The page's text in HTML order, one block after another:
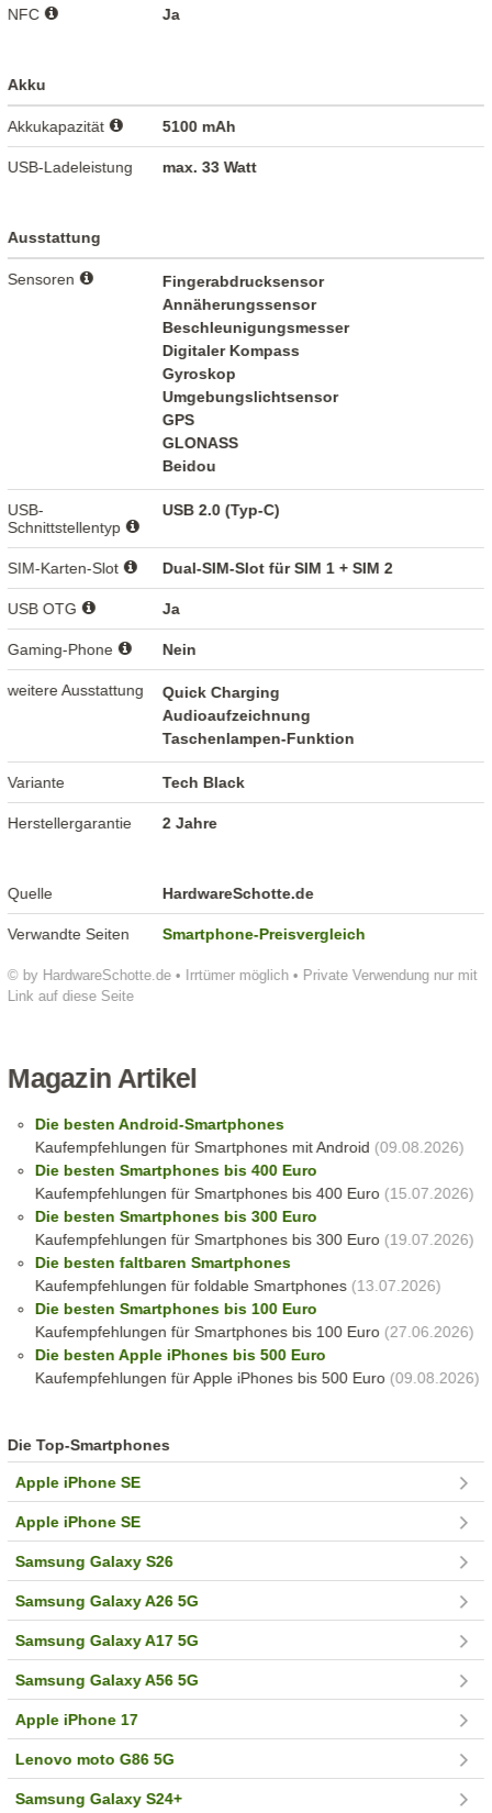
© by HardwareSchotte.de • Irrtümer möglich • Private Verwendung nur mit
Link auf diese Seite
NFC Ja
Akku
Akkukapazität 5100 mAh
USB-Ladeleistung max. 33 Watt
Ausstattung
Sensoren
Fingerabdrucksensor
Annäherungssensor
Beschleunigungsmesser
Digitaler Kompass
Gyroskop
Umgebungslichtsensor
GPS
GLONASS
Beidou
USB-
Schnittstellentyp
USB 2.0 (Typ-C)
SIM-Karten-Slot Dual-SIM-Slot für SIM 1 + SIM 2
USB OTG Ja
Gaming-Phone Nein
weitere Ausstattung
Quick Charging
Audioaufzeichnung
Taschenlampen-Funktion
Variante Tech Black
Herstellergarantie 2 Jahre
Quelle HardwareSchotte.de
Verwandte Seiten Smartphone-Preisvergleich
Magazin Artikel
Die besten Android-Smartphones
Kaufempfehlungen für Smartphones mit Android (09.08.2026)
Die besten Smartphones bis 400 Euro
Kaufempfehlungen für Smartphones bis 400 Euro(15.07.2026)
Die besten Smartphones bis 300 Euro
Kaufempfehlungen für Smartphones bis 300 Euro(19.07.2026)
Die besten faltbaren Smartphones
Kaufempfehlungen für foldable Smartphones(13.07.2026)
Die besten Smartphones bis 100 Euro
Kaufempfehlungen für Smartphones bis 100 Euro(27.06.2026)
Die besten Apple iPhones bis 500 Euro
Kaufempfehlungen für Apple iPhones bis 500 Euro(09.08.2026)
Die Top-Smartphones
Apple iPhone SE
Apple iPhone SE
Samsung Galaxy S26
Samsung Galaxy A26 5G
Samsung Galaxy A17 5G
Samsung Galaxy A56 5G
Apple iPhone 17
Lenovo moto G86 5G
Samsung Galaxy S24+